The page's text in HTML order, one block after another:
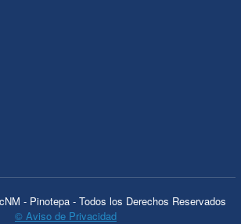
- Pinotepa - Todos los Derechos Reservados
© Aviso de Privacidad